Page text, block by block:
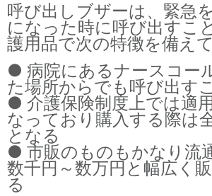
呼び出しブザーは、緊急
になった時に呼び出すこ
護用品で次の特徴を備え
● 病院にあるナースコー
た場所からでも呼び出す
● 介護保険制度上では適
なっており購入する際は
となる
● 市販のものもかなり流
数千円～数万円と幅広く
る